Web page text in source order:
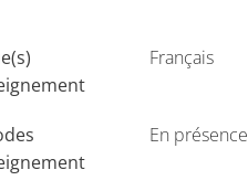
Français
En présence